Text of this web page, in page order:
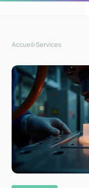
Accueil›Services